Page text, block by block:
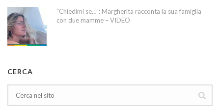
“Chiedimi se…”: Margherita racconta la sua famiglia
con due mamme – VIDEO
CERCA